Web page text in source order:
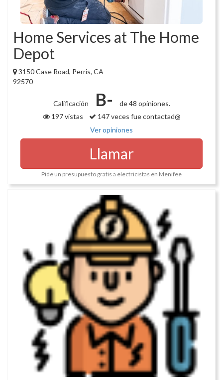
Home Services at The Home
Depot
3150 Case Road, Perris, CA
92570
Calificación B-
de 48 opiniones.
197 vistas
147 veces fue contactad@
Ver opiniones
Llamar
Pide un presupuesto gratis a electricistas en Menifee